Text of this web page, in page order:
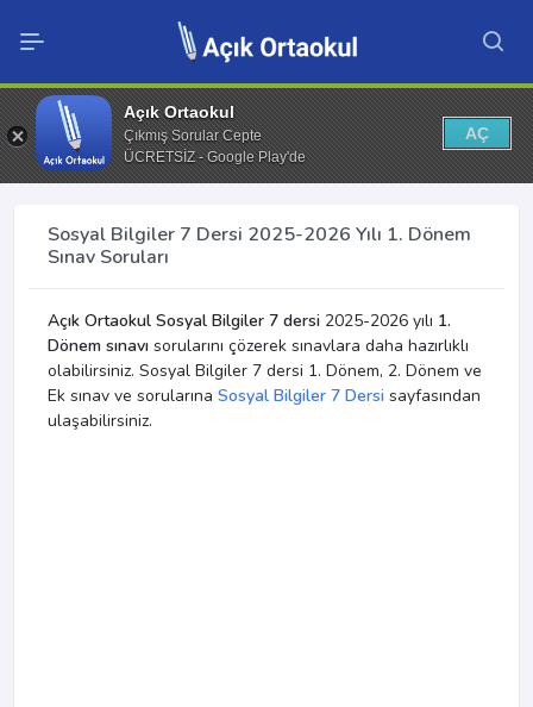
Açık Ortaokul
Çıkmış Sorular Cepte
ÜCRETSİZ - Google Play'de
AÇ
Sosyal Bilgiler 7 Dersi 2025-2026 Yılı 1. Dönem
Sınav Soruları
Açık Ortaokul Sosyal Bilgiler 7 dersi 2025-2026 yılı 1.
Dönem sınavı sorularını çözerek sınavlara daha hazırlıklı
olabilirsiniz. Sosyal Bilgiler 7 dersi 1. Dönem, 2. Dönem ve
Ek sınav ve sorularına Sosyal Bilgiler 7 Dersi sayfasından
ulaşabilirsiniz.